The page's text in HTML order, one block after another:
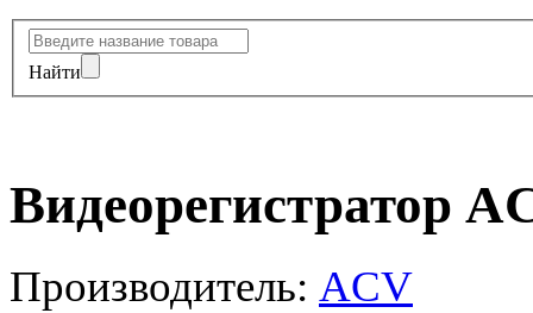
Найти
Видеорегистратор
Производитель: ACV